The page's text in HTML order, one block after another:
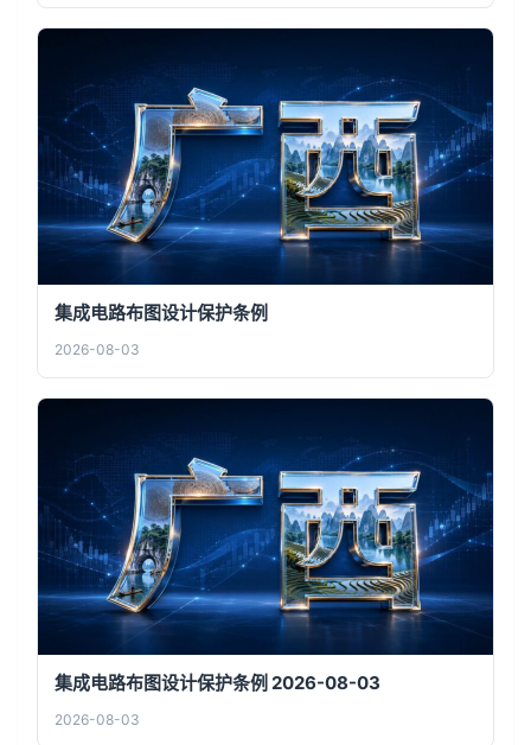
集成电路布图设计保护条例
2026-08-03
集成电路布图设计保护条例 2026-08-03
2026-08-03